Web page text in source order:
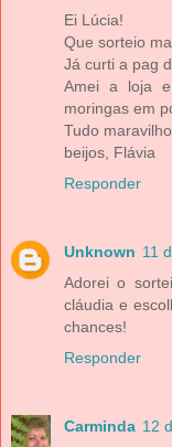
Ei Lúcia!
Que sorteio
Já curti a pag
Amei a loja
moringas em
Tudo
beijos, Flávia
Responder
Unknown 11
Adorei o
cláudia e
chances!
Responder
Carminda 12